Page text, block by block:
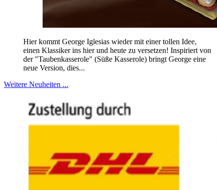
Hier kommt George Iglesias wieder mit einer tollen Idee,
einen Klassiker ins hier und heute zu versetzen! Inspiriert von
der "Taubenkasserole" (Süße Kasserole) bringt George eine
neue Version, dies...
Weitere Neuheiten ...